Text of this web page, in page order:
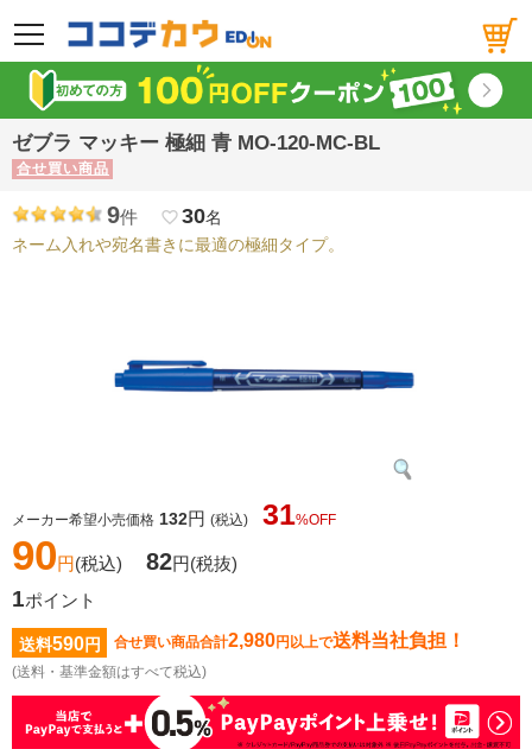
メニュー
ゼブラ マッキー 極細 青 MO-120-MC-BL
合せ買い商品
9件 favorite_border30名
ネーム入れや宛名書きに最適の極細タイプ。
メーカー希望小売価格 132円 (税込) 31%OFF
90円(税込) 82円(税抜)
1ポイント
送料590円 合せ買い商品合計2,980円以上で送料当社負担！
(送料・基準金額はすべて税込)